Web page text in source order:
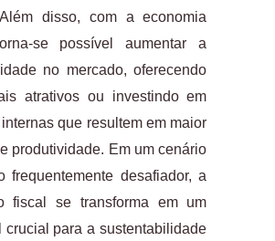
disso, com a economia
se possível aumentar a
no mercado, oferecendo
atrativos ou investindo em
que resultem em maior
produtividade. Em um cenário
frequentemente desafiador, a
fiscal se transforma em um
crucial para a sustentabilidade